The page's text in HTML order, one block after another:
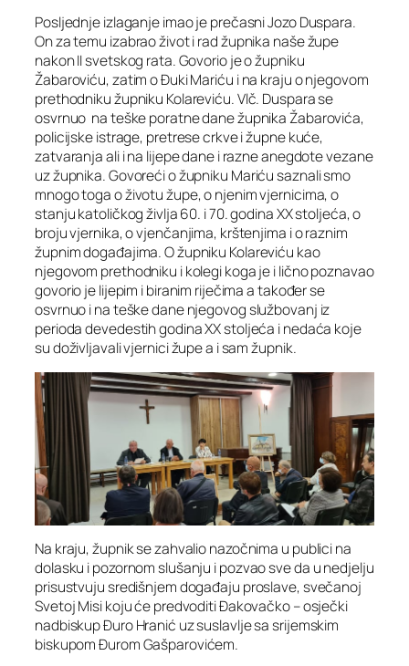
Posljednje izlaganje imao je prečasni Jozo Duspara.
On za temu izabrao život i rad župnika naše župe
nakon II svetskog rata. Govorio je o župniku
Žabaroviću, zatim o Đuki Mariću i na kraju o njegovom
prethodniku župniku Kolareviću. Vlč. Duspara se
osvrnuo na teške poratne dane župnika Žabarovića,
policijske istrage, pretrese crkve i župne kuće,
zatvaranja ali i na lijepe dane i razne anegdote vezane
uz župnika. Govoreći o župniku Mariću saznali smo
mnogo toga o životu župe, o njenim vjernicima, o
stanju katoličkog življa 60. i 70. godina XX stoljeća, o
broju vjernika, o vjenčanjima, krštenjima i o raznim
župnim događajima. O župniku Kolareviću kao
njegovom prethodniku i kolegi koga je i lično poznavao
govorio je lijepim i biranim riječima a također se
osvrnuo i na teške dane njegovog službovanj iz
perioda devedestih godina XX stoljeća i nedaća koje
su doživljavali vjernici župe a i sam župnik.
Na kraju, župnik se zahvalio nazočnima u publici na
dolasku i pozornom slušanju i pozvao sve da u nedjelju
prisustvuju središnjem događaju proslave, svečanoj
Svetoj Misi koju će predvoditi Đakovačko – osječki
nadbiskup Đuro Hranić uz suslavlje sa srijemskim
biskupom Đurom Gašparovićem.